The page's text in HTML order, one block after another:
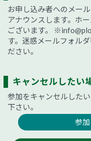
お申し込み者へのメー
アナウンスします。ホ
ございます。
す。迷惑メールフォル
ださい。
キャンセルしたい
参加をキャンセルした
下さい。
参